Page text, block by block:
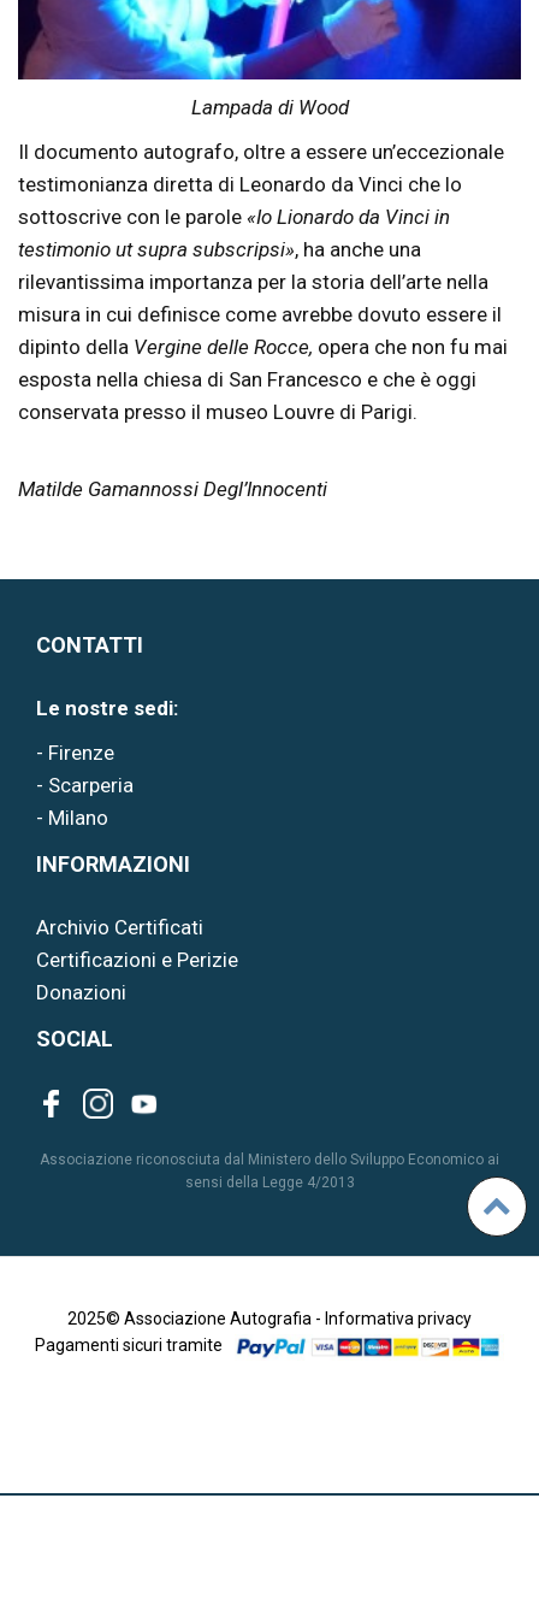
Lampada di Wood
Il documento autografo, oltre a essere un’eccezionale
testimonianza diretta di Leonardo da Vinci che lo
sottoscrive con le parole «Io Lionardo da Vinci in
testimonio ut supra subscripsi», ha anche una
rilevantissima importanza per la storia dell’arte nella
misura in cui definisce come avrebbe dovuto essere il
dipinto della Vergine delle Rocce, opera che non fu mai
esposta nella chiesa di San Francesco e che è oggi
conservata presso il museo Louvre di Parigi.
Matilde Gamannossi Degl’Innocenti
CONTATTI
Le nostre sedi:
- Firenze
- Scarperia
- Milano
INFORMAZIONI
Archivio Certificati
Certificazioni e Perizie
Donazioni
SOCIAL
Associazione riconosciuta dal Ministero dello Sviluppo Economico ai
sensi della Legge 4/2013
2025© Associazione Autografia - Informativa privacy
Pagamenti sicuri tramite